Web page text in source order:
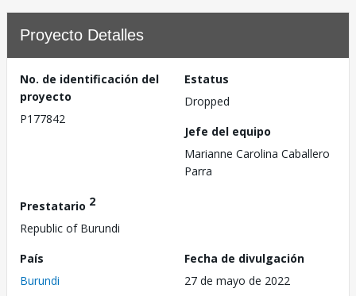
Proyecto Detalles
No. de identificación del
proyecto
P177842
Estatus
Dropped
Jefe del equipo
Marianne Carolina Caballero
Parra
Prestatario 2
Republic of Burundi
País
Burundi
Fecha de divulgación
27 de mayo de 2022